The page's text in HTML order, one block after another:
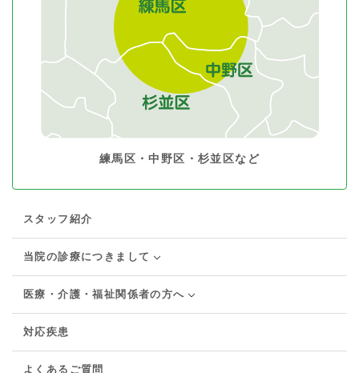
練馬区・中野区・杉並区など
スタッフ紹介
当院の診療につきまして
医療・介護・福祉関係者の方へ
対応疾患
よくあるご質問